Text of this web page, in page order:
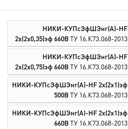
НИКИ-КУПсЭфШЭнг(А)-HF
2х(2х0,35)эф 660ВТУ 16.К73.068-2013
НИКИ-КУПсЭфШЭнг(А)-HF
2х(2х0,75)эф 660ВТУ 16.К73.068-2013
НИКИ-КУПсЭфШЭнг(А)-HF 2х(2х1)эф
500ВТУ 16.К73.068-2013
НИКИ-КУПсЭфШЭнг(А)-HF 2х(2х1)эф
660ВТУ 16.К73.068-2013